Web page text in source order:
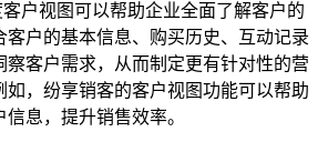
户视图可以帮助企业全面了解客户的
客户的基本信息、购买历史、互动记录
察客户需求，从而制定更有针对性的营
如，纷享销客的客户视图功能可以帮助
息，提升销售效率。